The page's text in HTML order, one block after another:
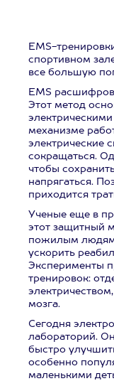
EMS-
спортивном
все большую
EMS
Этот метод
механизме
электрические
сокращаться.
чтобы
напрягаться.
приходится
Ученые еще в
этот защитный
пожилым
ускорить
Эксперименты
тренировок:
мозга.
Сегодня
лабораторий.
быстро
особенно
маленькими